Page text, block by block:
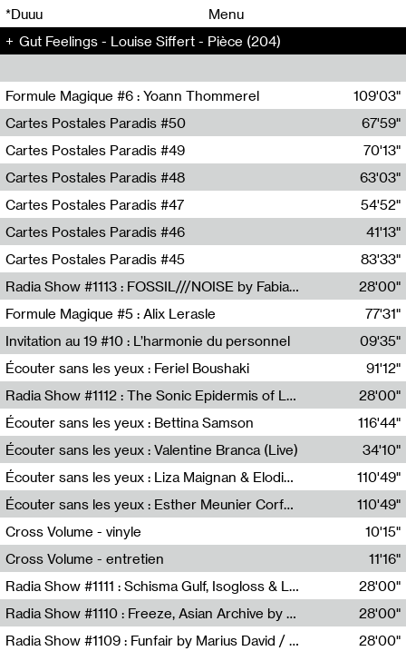
*Duuu
Menu
Gut Feelings - Louise Siffert - Pièce (204)
Formule Magique #6 : Yoann Thommerel
Nathalie Lacroix,Yoann Thommerel
109'03"
Cartes Postales Paradis #50
Zoé Leroux
67'59"
Cartes Postales Paradis #49
Aurore Portales
70'13"
Cartes Postales Paradis #48
Mathias Dupaquier
63'03"
Cartes Postales Paradis #47
Raymond Engramer
54'52"
Cartes Postales Paradis #46
Sarah Banville
41'13"
Cartes Postales Paradis #45
Mateo Cuin
83'33"
Radia Show #1113 : FOSSIL///NOISE by Fabiana Gibim / Wave Farm
Wave Farm
28'00"
Formule Magique #5 : Alix Lerasle
Nathalie Lacroix
77'31"
Invitation au 19 #10 : L’harmonie du personnel
19, CRAC
09'35"
Écouter sans les yeux : Feriel Boushaki
Feriel Boushaki
91'12"
Radia Show #1112 : The Sonic Epidermis of Lake Léman by Paul Courlet / Guest Slot
28'00"
Écouter sans les yeux : Bettina Samson
Bettina Samson
116'44"
Écouter sans les yeux : Valentine Branca (Live)
Valentine Branca
34'10"
Écouter sans les yeux : Liza Maignan & Elodie Lecat
Liza Maignan,Elodie Lecat
110'49"
Écouter sans les yeux : Esther Meunier Corfdyr
Esther Meunier Corfdyr
110'49"
Cross Volume - vinyle
10'15"
Cross Volume - entretien
11'16"
Radia Show #1111 : Schisma Gulf, Isogloss & Lament For The Old Clock By Harvey Young / Resonance
Resonance
28'00"
Radia Show #1110 : Freeze, Asian Archive by Avita Maheen / Radio Worm
Radio WORM
28'00"
Radia Show #1109 : Funfair by Marius David / JET FM
28'00"
00 00
00 00